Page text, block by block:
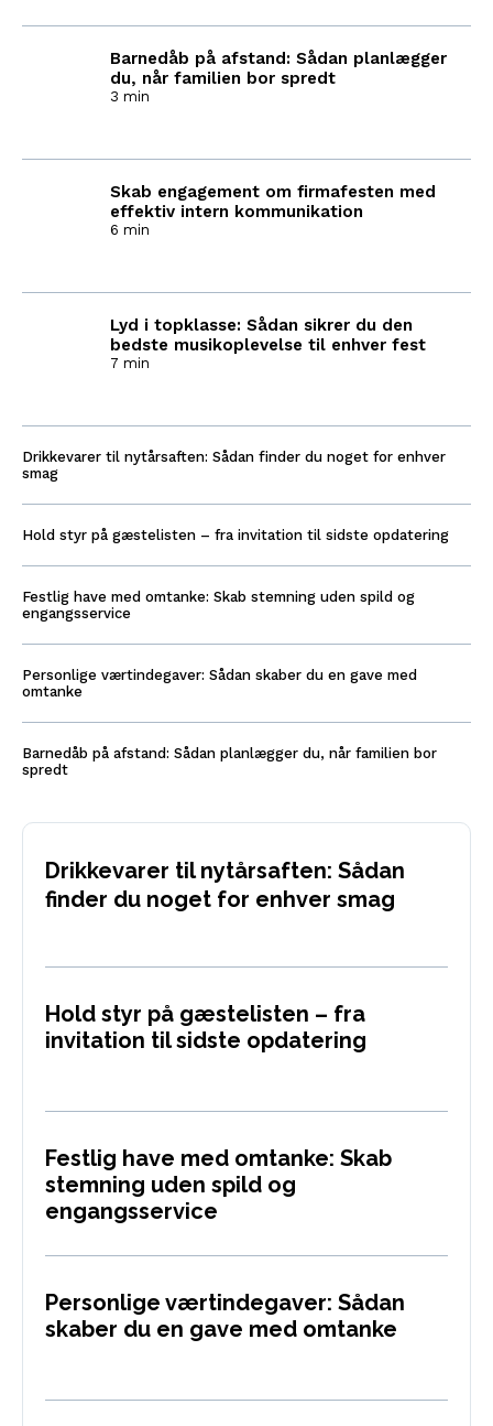
Barnedåb på afstand: Sådan planlægger
du, når familien bor spredt
3 min
Skab engagement om firmafesten med
effektiv intern kommunikation
6 min
Lyd i topklasse: Sådan sikrer du den
bedste musikoplevelse til enhver fest
7 min
Drikkevarer til nytårsaften: Sådan finder du noget for enhver
smag
Hold styr på gæstelisten – fra invitation til sidste opdatering
Festlig have med omtanke: Skab stemning uden spild og
engangsservice
Personlige værtindegaver: Sådan skaber du en gave med
omtanke
Barnedåb på afstand: Sådan planlægger du, når familien bor
spredt
Drikkevarer til nytårsaften: Sådan
finder du noget for enhver smag
Hold styr på gæstelisten – fra
invitation til sidste opdatering
Festlig have med omtanke: Skab
stemning uden spild og
engangsservice
Personlige værtindegaver: Sådan
skaber du en gave med omtanke